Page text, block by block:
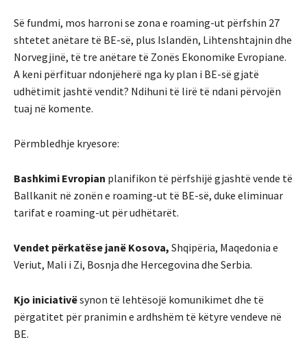
Së fundmi, mos harroni se zona e roaming-ut përfshin 27
shtetet anëtare të BE-së, plus Islandën, Lihtenshtajnin dhe
Norvegjinë, të tre anëtare të Zonës Ekonomike Evropiane.
A keni përfituar ndonjëherë nga ky plan i BE-së gjatë
udhëtimit jashtë vendit? Ndihuni të lirë të ndani përvojën
tuaj në komente.
Përmbledhje kryesore:
Bashkimi Evropian planifikon të përfshijë gjashtë vende të
Ballkanit në zonën e roaming-ut të BE-së, duke eliminuar
tarifat e roaming-ut për udhëtarët.
Vendet përkatëse janë Kosova, Shqipëria, Maqedonia e
Veriut, Mali i Zi, Bosnja dhe Hercegovina dhe Serbia.
Kjo iniciativësynon të lehtësojë komunikimet dhe të
përgatitet për pranimin e ardhshëm të këtyre vendeve në
BE.